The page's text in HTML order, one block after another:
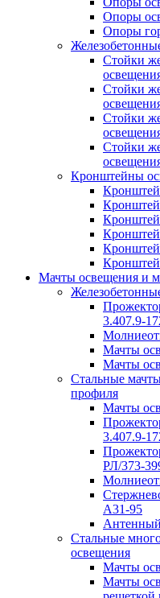
Опоры
Опоры
Стойки
Стойки
Стойки
Стойки
Кронштейны
Мачты освещения и
3.407.9-
Мачты
Мачты
Стальные
профиля
Мачты
3.407.9-
РЛ/373-
А31-95
Стальные
освещения
Мачты
Мачты